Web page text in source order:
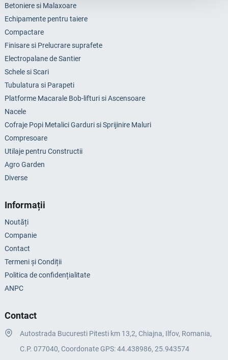
Betoniere si Malaxoare
Echipamente pentru taiere
Compactare
Finisare si Prelucrare suprafete
Electropalane de Santier
Schele si Scari
Tubulatura si Parapeti
Platforme Macarale Bob-lifturi si Ascensoare
Nacele
Cofraje Popi Metalici Garduri si Sprijinire Maluri
Compresoare
Utilaje pentru Constructii
Agro Garden
Diverse
Informații
Noutăți
Companie
Contact
Termeni și Condiții
Politica de confidențialitate
ANPC
Contact
Autostrada Bucuresti Pitesti km 13,2, Chiajna, Ilfov, Romania,
C.P. 077040, Coordonate GPS: 44.438986, 25.943574